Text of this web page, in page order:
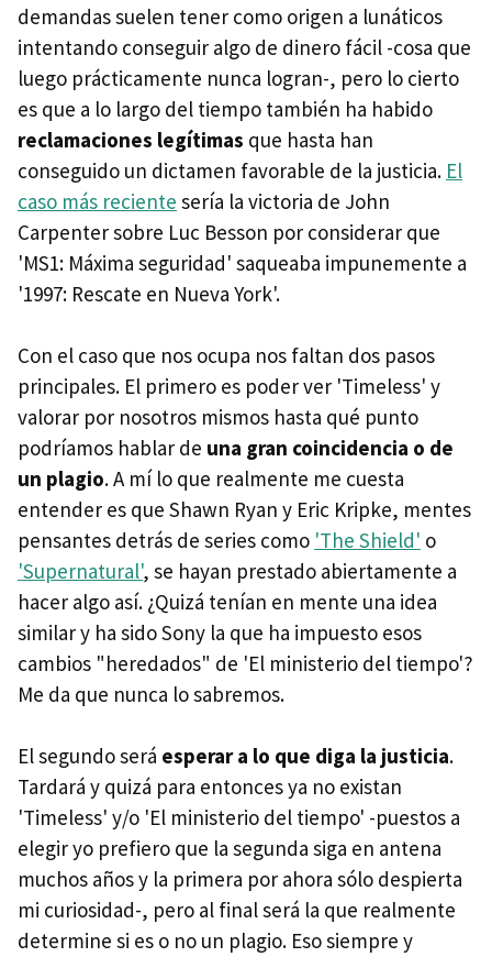
demandas suelen tener como origen a lunáticos
intentando conseguir algo de dinero fácil -cosa que
luego prácticamente nunca logran-, pero lo cierto
es que a lo largo del tiempo también ha habido
reclamaciones legítimas que hasta han
conseguido un dictamen favorable de la justicia. El
caso más reciente sería la victoria de John
Carpenter sobre Luc Besson por considerar que
'MS1: Máxima seguridad' saqueaba impunemente a
'1997: Rescate en Nueva York'.
Con el caso que nos ocupa nos faltan dos pasos
principales. El primero es poder ver 'Timeless' y
valorar por nosotros mismos hasta qué punto
podríamos hablar de una gran coincidencia o de
un plagio. A mí lo que realmente me cuesta
entender es que Shawn Ryan y Eric Kripke, mentes
pensantes detrás de series como 'The Shield' o
'Supernatural', se hayan prestado abiertamente a
hacer algo así. ¿Quizá tenían en mente una idea
similar y ha sido Sony la que ha impuesto esos
cambios "heredados" de 'El ministerio del tiempo'?
Me da que nunca lo sabremos.
El segundo será esperar a lo que diga la justicia.
Tardará y quizá para entonces ya no existan
'Timeless' y/o 'El ministerio del tiempo' -puestos a
elegir yo prefiero que la segunda siga en antena
muchos años y la primera por ahora sólo despierta
mi curiosidad-, pero al final será la que realmente
determine si es o no un plagio. Eso siempre y